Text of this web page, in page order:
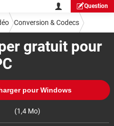
Question
gratuit pour
pour Windows
(1,4 Mo)
Conversion & Codecs